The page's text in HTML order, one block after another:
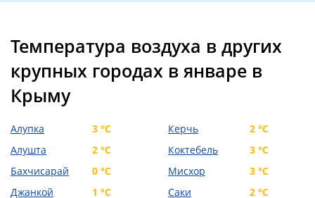
Температура воздуха в других
крупных городах в январе в
Крыму
Алупка
3 °C
Алушта
2 °C
Бахчисарай
0 °C
Джанкой
1 °C
Керчь
2 °C
Коктебель
3 °C
Мисхор
3 °C
Саки
2 °C